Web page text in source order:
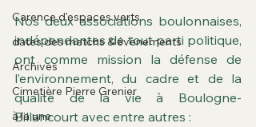
Carence d'espaces verts
dates des matchs & évènements
Archives
Cimetière Pierre Grenier
à la une
Nos deux associations boulonnaises,
indépendantes de tout parti politique,
ont comme mission la défense de
l’environnement, du cadre et de la
qualité de la vie à Boulogne-
Billancourt avec entre autres :